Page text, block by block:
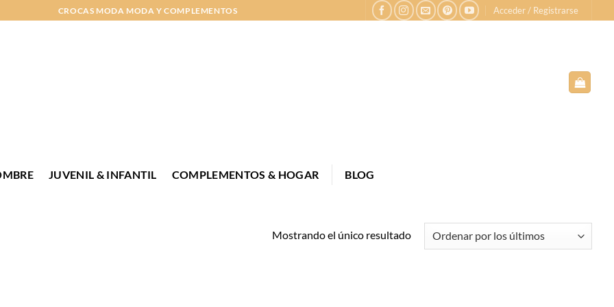
CROCAS MODA MODA Y COMPLEMENTOS Acceder / Registrarse
JUVENIL & INFANTIL COMPLEMENTOS & HOGAR BLOG
Mostrando el único resultado